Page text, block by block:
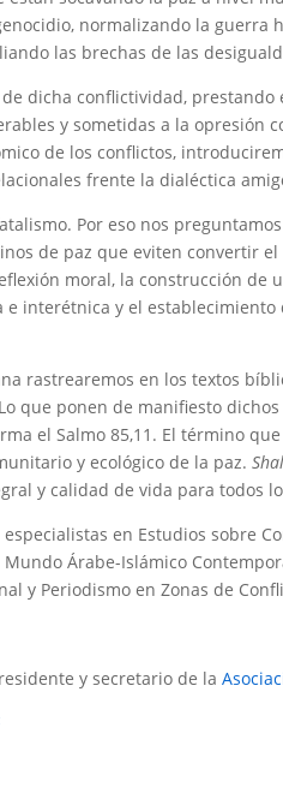
normalizando la guerra
las brechas de las
dicha conflictividad,
y sometidas a la opresión
de los conflictos,
frente la dialéctica
Por eso nos
de paz que eviten convertir
moral, la construcción de
interétnica y el
rastrearemos en los textos
que ponen de manifiesto
el Salmo 85,11. El término
y ecológico de la paz.
y calidad de vida para todos
en Estudios sobre
Árabe-Islámico
y Periodismo en Zonas de
y secretario de la